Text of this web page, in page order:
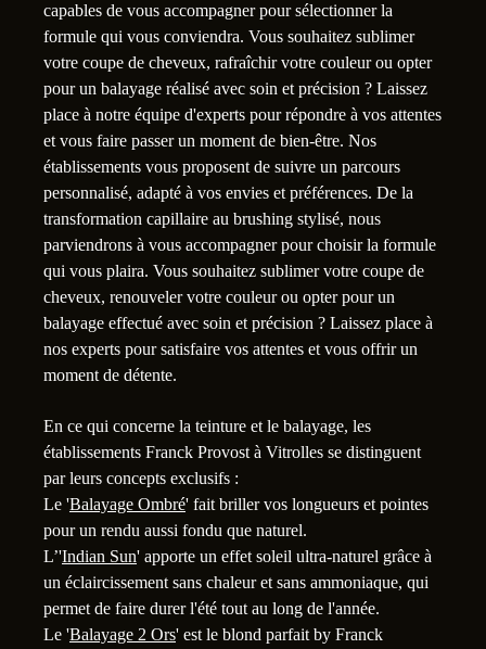
capables de vous accompagner pour sélectionner la
formule qui vous conviendra. Vous souhaitez sublimer
votre coupe de cheveux, rafraîchir votre couleur ou opter
pour un balayage réalisé avec soin et précision ? Laissez
place à notre équipe d'experts pour répondre à vos attentes
et vous faire passer un moment de bien-être. Nos
établissements vous proposent de suivre un parcours
personnalisé, adapté à vos envies et préférences. De la
transformation capillaire au brushing stylisé, nous
parviendrons à vous accompagner pour choisir la formule
qui vous plaira. Vous souhaitez sublimer votre coupe de
cheveux, renouveler votre couleur ou opter pour un
balayage effectué avec soin et précision ? Laissez place à
nos experts pour satisfaire vos attentes et vous offrir un
moment de détente.
En ce qui concerne la teinture et le balayage, les
établissements Franck Provost à Vitrolles se distinguent
par leurs concepts exclusifs :
Le 'Balayage Ombré' fait briller vos longueurs et pointes
pour un rendu aussi fondu que naturel.
L’'Indian Sun' apporte un effet soleil ultra-naturel grâce à
un éclaircissement sans chaleur et sans ammoniaque, qui
permet de faire durer l'été tout au long de l'année.
Le 'Balayage 2 Ors' est le blond parfait by Franck